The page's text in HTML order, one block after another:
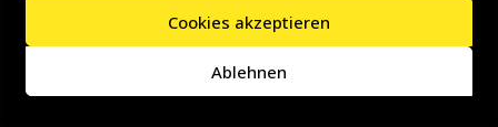
Cookies akzeptieren
Ablehnen
| Präsentiert vonWordPress
Presseinformationen